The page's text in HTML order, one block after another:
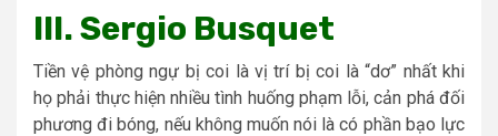
III. Sergio Busquet
Tiền vệ phòng ngự bị coi là vị trí bị coi là “dơ” nhất khi
họ phải thực hiện nhiều tình huống phạm lỗi, cản phá đối
phương đi bóng, nếu không muốn nói là có phần bạo lực